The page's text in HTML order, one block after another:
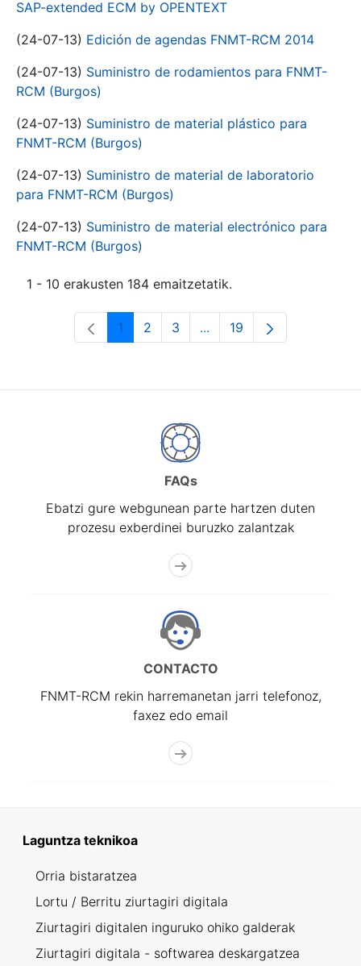
SAP-extended ECM by OPENTEXT
(24-07-13) Edición de agendas FNMT-RCM 2014
(24-07-13) Suministro de rodamientos para FNMT-
RCM (Burgos)
(24-07-13) Suministro de material plástico para
FNMT-RCM (Burgos)
(24-07-13) Suministro de material de laboratorio
para FNMT-RCM (Burgos)
(24-07-13) Suministro de material electrónico para
FNMT-RCM (Burgos)
1 - 10 erakusten 184 emaitzetatik.
Orrialdea
1 Orrialdea
2 Orrialdea
3 ...Intermediate Pages Use
Orrialdea
19
FAQs
Ebatzi gure webgunean parte hartzen duten
prozesu exberdinei buruzko zalantzak
CONTACTO
FNMT-RCM rekin harremanetan jarri telefonoz,
faxez edo email
Laguntza teknikoa
Orria bistaratzea
Lortu / Berritu ziurtagiri digitala
Ziurtagiri digitalen inguruko ohiko galderak
Ziurtagiri digitala - softwarea deskargatzea